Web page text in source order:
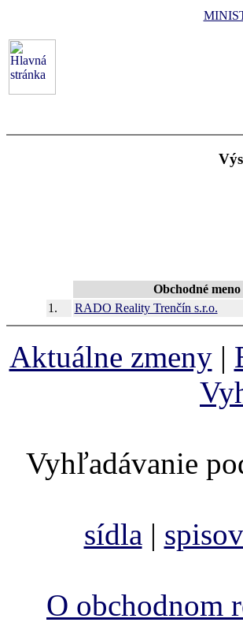
Obchodné
1.
RADO Reality Trenčín s.r.o.
Aktuálne zmeny|
Vyhľadávanie
sídla |
O obchodnom